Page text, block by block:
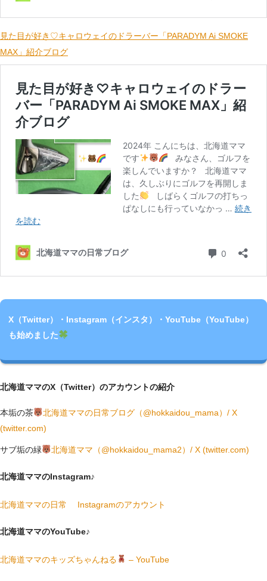
見た目が好き♡キャロウェイのドラーバー「PARADYM Ai SMOKE
MAX」紹介ブログ
X（Twitter）・Instagram（インスタ）・YouTube（YouTube）
も始めました
北海道ママのX（Twitter）のアカウントの紹介
本垢の茶
北海道ママの日常ブログ（@hokkaidou_mama）/ X
(twitter.com)
サブ垢の緑 北海道ママ（@hokkaidou_mama2）/ X (twitter.com)
北海道ママのInstagram♪
北海道ママの日常 Instagramのアカウント
北海道ママのYouTube♪
北海道ママのキッズちゃんねる – YouTube